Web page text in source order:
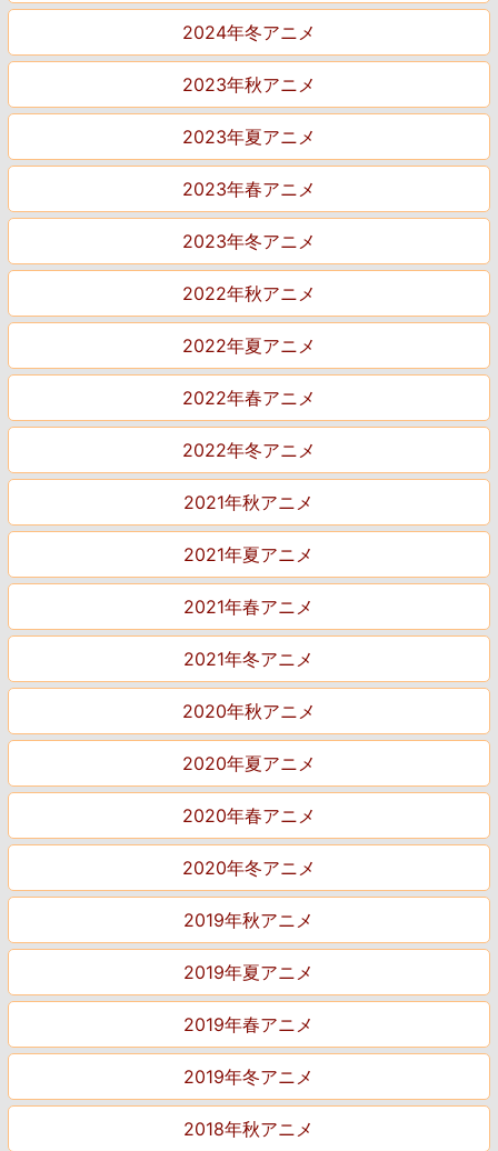
2024年冬アニメ
2023年秋アニメ
2023年夏アニメ
2023年春アニメ
2023年冬アニメ
2022年秋アニメ
2022年夏アニメ
2022年春アニメ
2022年冬アニメ
2021年秋アニメ
2021年夏アニメ
2021年春アニメ
2021年冬アニメ
2020年秋アニメ
2020年夏アニメ
2020年春アニメ
2020年冬アニメ
2019年秋アニメ
2019年夏アニメ
2019年春アニメ
2019年冬アニメ
2018年秋アニメ